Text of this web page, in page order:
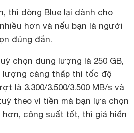
thì dòng Blue lại dành cho
hơn và nếu bạn là người
đúng đắn.
chọn dung lượng là 250 GB,
lượng càng thấp thì tốc độ
là 3.300/3.500/3.500 MB/s và
theo ví tiền mà bạn lựa chọn
hơn, công suất tốt, thì giá hiển